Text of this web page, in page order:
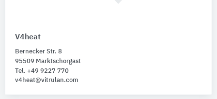
V4heat
Bernecker Str. 8
95509 Marktschorgast
Tel. +49 9227 770
v4heat@vitrulan.com